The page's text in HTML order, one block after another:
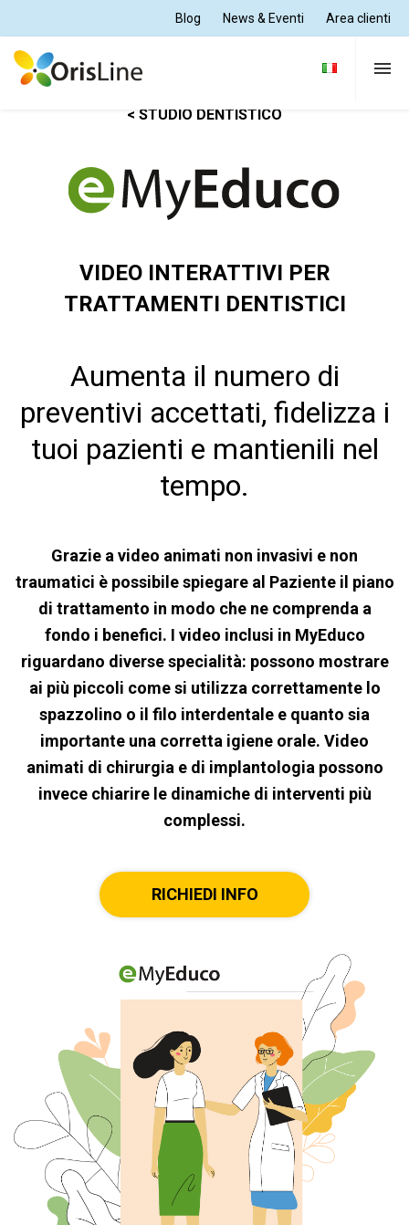
Blog News & Eventi Area clienti
Per Odontotecnici
Chi siamo
< STUDIO DENTISTICO
VIDEO INTERATTIVI PER
TRATTAMENTI DENTISTICI
Aumenta il numero di
preventivi accettati, fidelizza i
tuoi pazienti e mantienili nel
tempo.
Grazie a video animati non invasivi e non
traumatici è possibile spiegare al Paziente il piano
di trattamento in modo che ne comprenda a
fondo i benefici. I video inclusi in MyEduco
riguardano diverse specialità: possono mostrare
ai più piccoli come si utilizza correttamente lo
spazzolino o il filo interdentale e quanto sia
importante una corretta igiene orale. Video
animati di chirurgia e di implantologia possono
invece chiarire le dinamiche di interventi più
complessi.
RICHIEDI INFO